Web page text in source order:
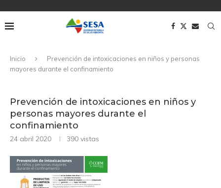
Inicio
Prevención de intoxicaciones en niños y personas
mayores durante el confinamiento
Prevención de intoxicaciones en niños y
personas mayores durante el
confinamiento
24 abril 2020 390 vistas